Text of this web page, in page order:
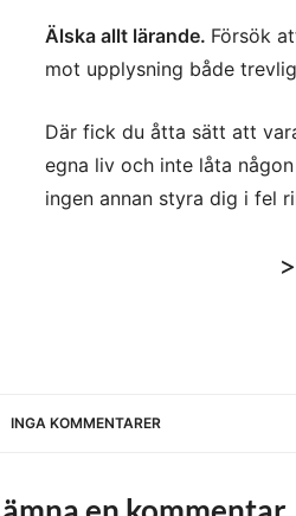
Älska allt lärande. Försök
mot upplysning både
Där fick du åtta sätt att
egna liv och inte låta
ingen annan styra dig i fel
INGA KOMMENTARER